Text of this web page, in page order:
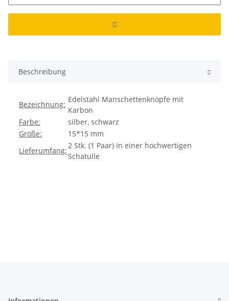
Beschreibung
Bezeichnung:
Edelstahl Manschettenknöpfe mit
Karbon
Farbe:
silber, schwarz
Größe:
15*15 mm
Lieferumfang:
2 Stk. (1 Paar) in einer hochwertigen
Schatulle